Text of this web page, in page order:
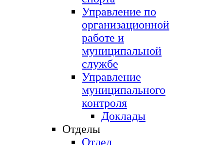
Управление по
организационной
работе и
муниципальной
службе
Управление
муниципального
контроля
Доклады
Отделы
Отдел